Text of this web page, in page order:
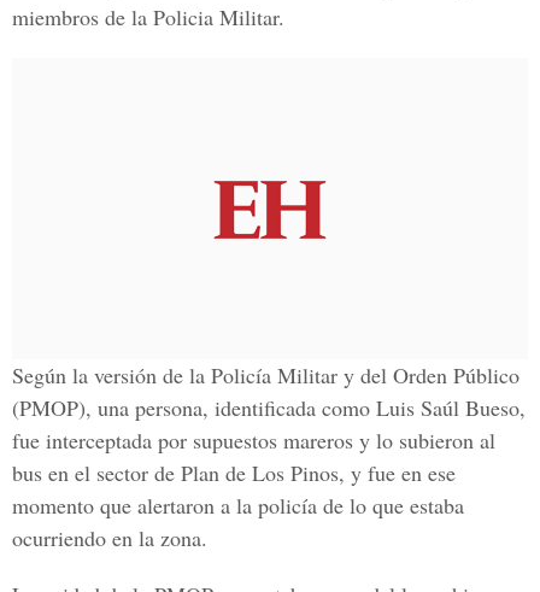
miembros de la Policia Militar.
Según la versión de la Policía Militar y del Orden Público
(PMOP), una persona, identificada como Luis Saúl Bueso,
fue interceptada por supuestos mareros y lo subieron al
bus en el sector de Plan de Los Pinos, y fue en ese
momento que alertaron a la policía de lo que estaba
ocurriendo en la zona.